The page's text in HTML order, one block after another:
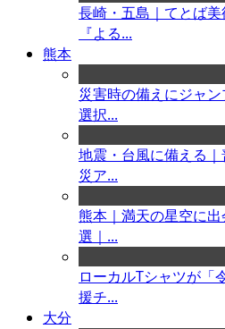
長崎・五島｜てとば
『よる...
熊本
災害時の備えにジャ
選択...
地震・台風に備える
災ア...
熊本｜満天の星空に
選｜...
ローカルTシャツが「
援チ...
大分